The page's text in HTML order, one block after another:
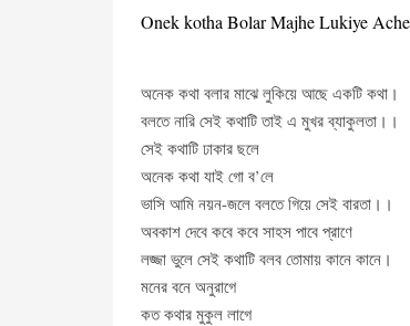
Onek kotha Bolar Majhe Lukiye
অনেক কথা বলার মাঝে লুকিয়ে আছে একটি কথা।
বলতে নারি সেই কথাটি তাই এ মুখর ব্যাকুলতা।।
সেই কথাটি ঢাকার ছলে
অনেক কথা যাই গো ব’লে
ভাসি আমি নয়ন-জলে বলতে গিয়ে সেই বারতা।।
অবকাশ দেবে কবে কবে সাহস পাবে প্রাণে
লজ্জা ভুলে সেই কথাটি বলব তোমায় কানে কানে।
মনের বনে অনুরাগে
কত কথার মুকুল লাগে